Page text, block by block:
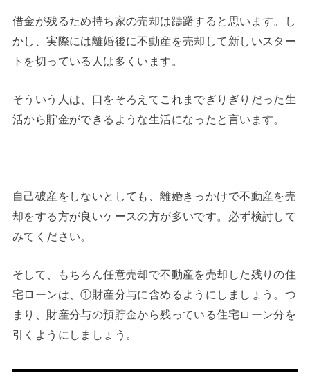
借金が残るため持ち家の売却は躊躇すると思います。し
かし、実際には離婚後に不動産を売却して新しいスター
トを切っている人は多くいます。
そういう人は、口をそろえてこれまでぎりぎりだった生
活から貯金ができるような生活になったと言います。
自己破産をしないとしても、離婚きっかけで不動産を売
却をする方が良いケースの方が多いです。必ず検討して
みてください。
そして、もちろん任意売却で不動産を売却した残りの住
宅ローンは、①財産分与に含めるようにしましょう。つ
まり、財産分与の預貯金から残っている住宅ローン分を
引くようにしましょう。